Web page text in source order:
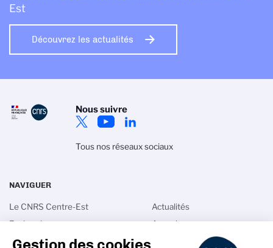
Est
Découvrez les actualités
Nous suivre
Tous nos réseaux sociaux
NAVIGUER
Le CNRS Centre-Est
Recherche
Innovation
Actualités
Agenda
Espace Presse
Gestion des cookies